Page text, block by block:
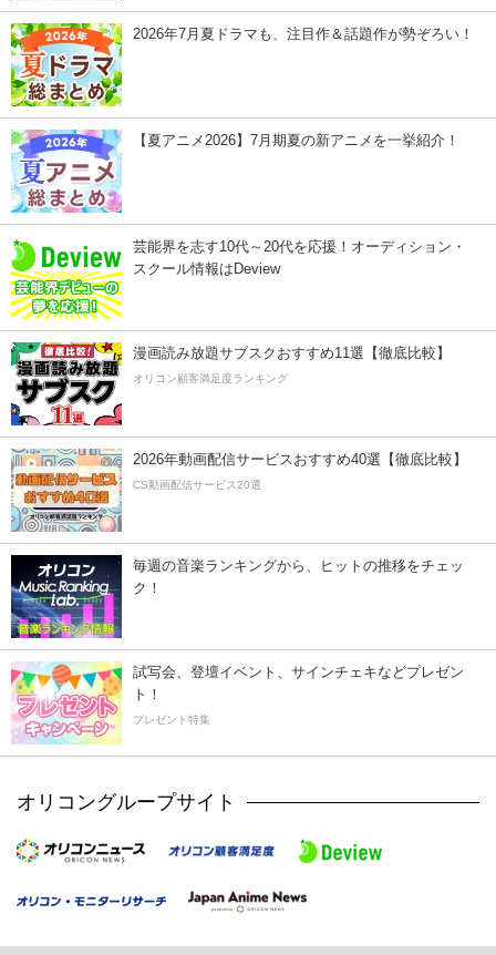
2026年7月夏ドラマも、注目作＆話題作が勢ぞろい！
【夏アニメ2026】7月期夏の新アニメを一挙紹介！
芸能界を志す10代～20代を応援！オーディション・
スクール情報はDeview
漫画読み放題サブスクおすすめ11選【徹底比較】
オリコン顧客満足度ランキング
2026年動画配信サービスおすすめ40選【徹底比較】
CS動画配信サービス20選
毎週の音楽ランキングから、ヒットの推移をチェッ
ク！
試写会、登壇イベント、サインチェキなどプレゼン
ト！
プレゼント特集
オリコングループサイト